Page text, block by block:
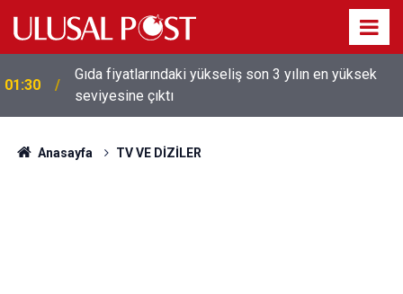
01:26
Galatasaray'dan sekiz kişi hakkında savcılığa suç
duyurusu
Anasayfa TV VE DİZİLER